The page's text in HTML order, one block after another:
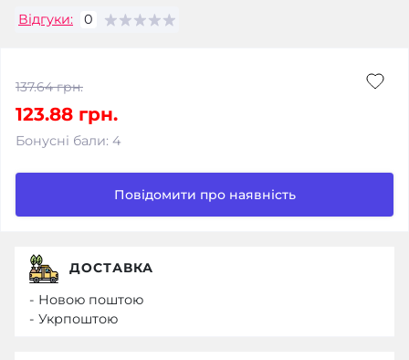
Відгуки: 0
137.64 грн.
123.88 грн.
Бонусні бали: 4
Повідомити про наявність
ДОСТАВКА
- Новою поштою
- Укрпоштою